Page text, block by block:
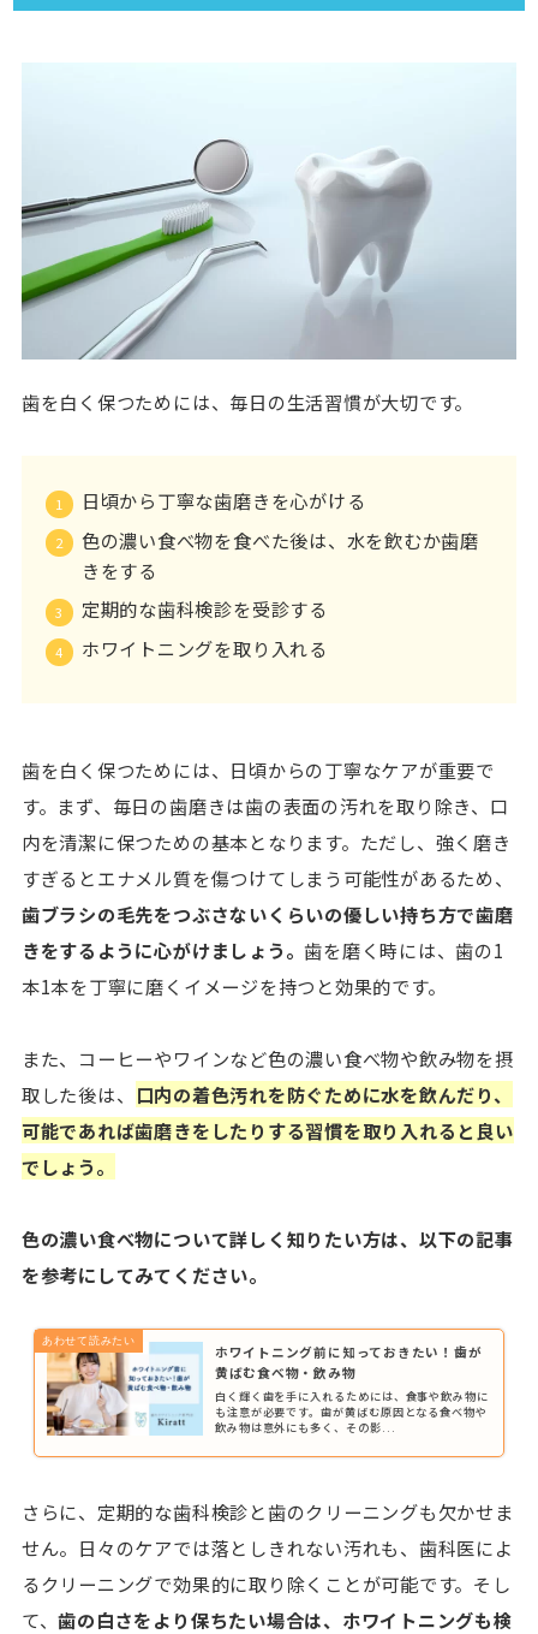
歯を白く保つためには、毎日の生活習慣が大切です。
日頃から丁寧な歯磨きを心がける
色の濃い食べ物を食べた後は、水を飲むか歯磨
きをする
定期的な歯科検診を受診する
ホワイトニングを取り入れる
歯を白く保つためには、日頃からの丁寧なケアが重要で
す。まず、毎日の歯磨きは歯の表面の汚れを取り除き、口
内を清潔に保つための基本となります。ただし、強く磨き
すぎるとエナメル質を傷つけてしまう可能性があるため、
歯ブラシの毛先をつぶさないくらいの優しい持ち方で歯磨
きをするように心がけましょう。歯を磨く時には、歯の1
本1本を丁寧に磨くイメージを持つと効果的です。
また、コーヒーやワインなど色の濃い食べ物や飲み物を摂
取した後は、
口内の着色汚れを防ぐために水を飲んだり、
可能であれば歯磨きをしたりする習慣を取り入れると良い
でしょう。
色の濃い食べ物について詳しく知りたい方は、以下の記事
を参考にしてみてください。
ホワイトニング前に知っておきたい！歯が
黄ばむ食べ物・飲み物
白く輝く歯を手に入れるためには、食事や飲み物に
も注意が必要です。歯が黄ばむ原因となる食べ物や
飲み物は意外にも多く、その影...
さらに、定期的な歯科検診と歯のクリーニングも欠かせま
せん。日々のケアでは落としきれない汚れも、歯科医によ
るクリーニングで効果的に取り除くことが可能です。そし
て、歯の白さをより保ちたい場合は、ホワイトニングも検